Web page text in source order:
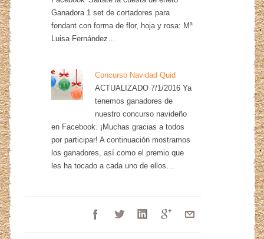
Ganadora 1 set de cortadores para
fondant con forma de flor, hoja y rosa: Mª
Luisa Fernández…
Concurso Navidad Quid
ACTUALIZADO 7/1/2016 Ya
tenemos ganadores de
nuestro concurso navideño
en Facebook. ¡Muchas gracias a todos
por participar! A continuación mostramos
los ganadores, así como el premio que
les ha tocado a cada uno de ellos…